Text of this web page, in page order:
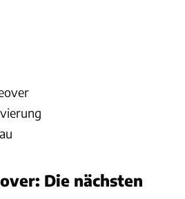
Die nächsten